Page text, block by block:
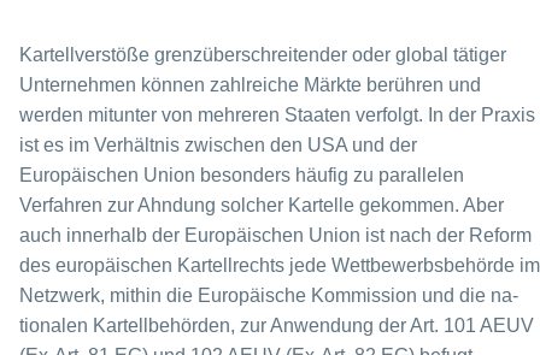
Kartellverstöße grenzüberschreitender oder global tätiger
Unternehmen können zahl­reiche Märkte berühren und
werden mitunter von mehreren Staaten verfolgt. In der Pra­xis
ist es im Verhältnis zwischen den USA und der
Europäischen Union besonders häu­fig zu parallelen
Verfahren zur Ahndung solcher Kartelle gekommen. Aber
auch inner­halb der Europäischen Union ist nach der Reform
des europäischen Kartellrechts jede Wettbewerbsbehörde im
Netzwerk, mithin die Europäische Kommission und die na­
tionalen Kartellbehörden, zur Anwendung der Art. 101 AEUV